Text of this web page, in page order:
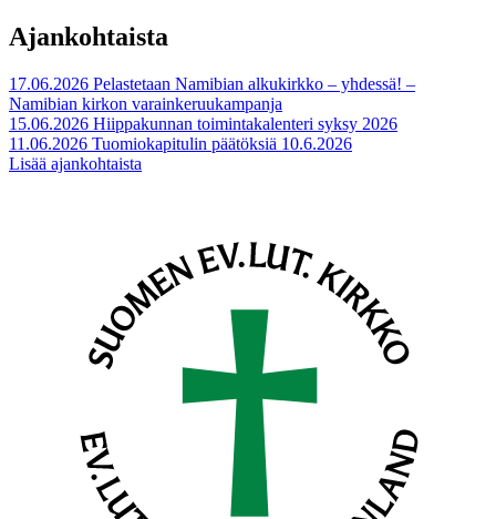
Ajankohtaista
17.06.2026 Pelastetaan Namibian alkukirkko – yhdessä! –
Namibian kirkon varainkeruukampanja
15.06.2026 Hiippakunnan toimintakalenteri syksy 2026
11.06.2026 Tuomiokapitulin päätöksiä 10.6.2026
Lisää ajankohtaista